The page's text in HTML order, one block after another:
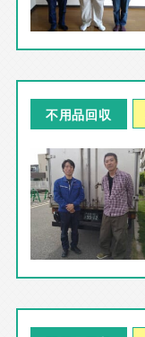
不用品回収